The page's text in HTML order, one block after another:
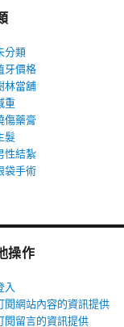
分類
牙價格
林當舖
重
傷藥膏
髮
性結紮
袋手術
操作
入
閱網站內容的資訊提供
閱留言的資訊提供